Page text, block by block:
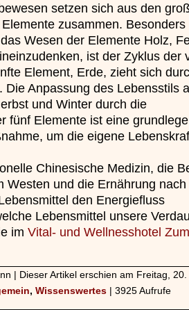
setzen sich aus den
zusammen. Besonders
Wesen der Elemente Holz,
ist der Zyklus der
Element, Erde, zieht sich
Die Anpassung des Lebensstils
und Winter durch die
fünf Elemente ist eine
um die eigene
Chinesische Medizin, die
Westen und die Ernährung
den Energiefluss
Lebensmittel unsere
im Vital- und Wellnesshotel Zum
| Dieser Artikel erschien am Freitag,
, Wissenswertes | 3925 Aufrufe